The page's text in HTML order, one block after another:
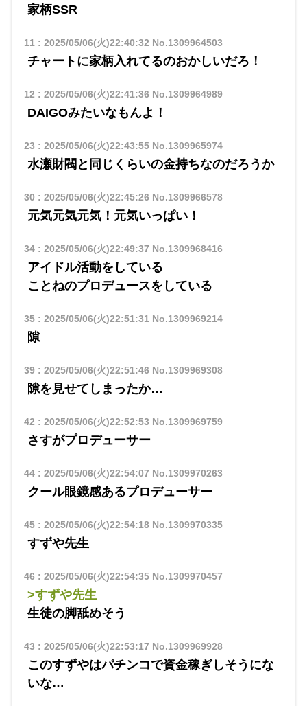
家柄SSR
11: 2025/05/06(火)22:40:32 No.1309964503
チャートに家柄入れてるのおかしいだろ！
12 : 2025/05/06(火)22:41:36 No.1309964989
DAIGOみたいなもんよ！
23 : 2025/05/06(火)22:43:55No.1309965974
水瀬財閥と同じくらいの金持ちなのだろうか
30 : 2025/05/06(火)22:45:26 No.1309966578
元気元気元気！元気いっぱい！
34: 2025/05/06(火)22:49:37 No.1309968416
アイドル活動をしている
ことねのプロデュースをしている
35: 2025/05/06(火)22:51:31No.1309969214
隙
39: 2025/05/06(火)22:51:46 No.1309969308
隙を見せてしまったか…
42 : 2025/05/06(火)22:52:53 No.1309969759
さすがプロデューサー
44: 2025/05/06(火)22:54:07 No.1309970263
クール眼鏡感あるプロデューサー
45: 2025/05/06(火)22:54:18No.1309970335
すずや先生
46 : 2025/05/06(火)22:54:35No.1309970457
>すずや先生
生徒の脚舐めそう
43 : 2025/05/06(火)22:53:17 No.1309969928
このすずやはパチンコで資金稼ぎしそうにな
いな…